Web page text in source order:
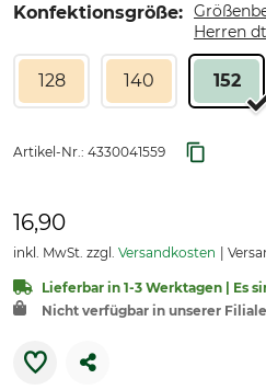
Konfektionsgröße:
Herren
128 140 152
Artikel-Nr.: 4330041559
16,90
inkl. MwSt. zzgl. Versandkosten
Lieferbar in 1-3 Werktagen | Es
Nicht verfügbar in unserer